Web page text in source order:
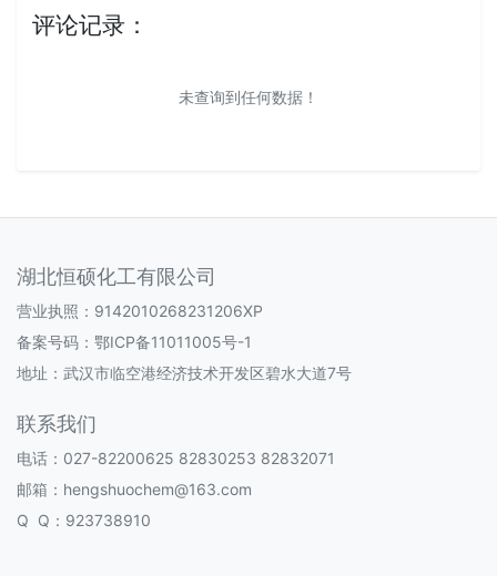
评论记录：
未查询到任何数据！
湖北恒硕化工有限公司
营业执照：9142010268231206XP
备案号码： 鄂ICP备11011005号-1
地址：武汉市临空港经济技术开发区碧水大道7号
联系我们
电话：027-82200625 82830253 82832071
邮箱：hengshuochem@163.com
Q Q：923738910